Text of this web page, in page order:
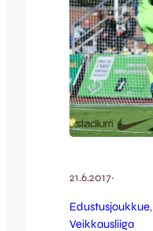
21.6.2017·
Edustusjoukkue,
Veikkausliiga